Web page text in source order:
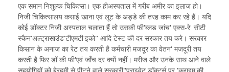
एक समान निशुल्क चिकित्सा। एक हीअस्पताल में गरीब अमीर का इलाज हो।
निजी चिकित्सालय कसाई खाना एवं लूट के अड्डे की तरह काम कर रहे हैं। यदि
कोई डॉक्टर निजी अस्पताल चलाता हैं तो उसकी फी'ब्लड जांच' एक्स-रे' सीटी
स्कैन'अल्ट्रासाउंड'टीएमटी'इको" आदि टेस्ट की दर सरकार तय करे। सरकार
किसान के अनाज का रेट तय करती है कर्मचारी मजदूर का वेतन' मजदूरी तय
करती है फिर डॉ की फी'एवं जाँच दर क्यों नहीं। मरीज और उनके साथ आने वाले
सहयोगियों को बेरहमी से पीटने वाले सरकारी"प्राइवेट डॉक्टर्स पर 'क्राइम'की